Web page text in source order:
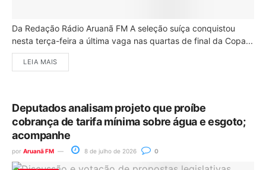
Da Redação Rádio Aruanã FM A seleção suíça conquistou
nesta terça-feira a última vaga nas quartas de final da Copa...
LEIA MAIS
Deputados analisam projeto que proíbe
cobrança de tarifa mínima sobre água e esgoto;
acompanhe
por Aruanã FM 8 de julho de 2026 0